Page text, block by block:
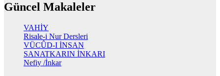
Güncel Makaleler
VAHİY
Risale-i Nur Dersleri
VÜCÛD-I İNSAN
SANATKARIN İNKARI
Nefiy /İnkar